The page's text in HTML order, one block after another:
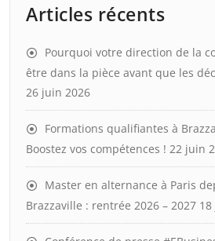
Articles récents
Pourquoi votre direction de la
être dans la pièce avant que les
26 juin 2026
Formations qualifiantes à
Boostez vos compétences ! 22 juin
Master en alternance à Paris
Brazzaville : rentrée 2026 – 2027